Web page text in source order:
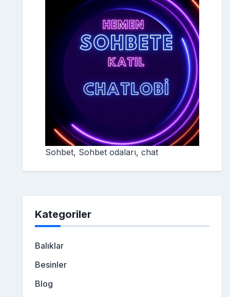
Sohbet, Sohbet odaları, chat
Kategoriler
Balıklar
Besinler
Blog